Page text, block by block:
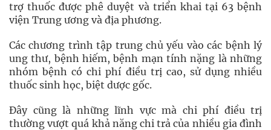
trợ thuốc được phê duyệt và triển khai tại 63 bệnh
viện Trung ương và địa phương.
Các chương trình tập trung chủ yếu vào các bệnh lý
ung thư, bệnh hiếm, bệnh mạn tính nặng là những
nhóm bệnh có chi phí điều trị cao, sử dụng nhiều
thuốc sinh học, biệt dược gốc.
Đây cũng là những lĩnh vực mà chi phí điều trị
thường vượt quá khả năng chi trả của nhiều gia đình